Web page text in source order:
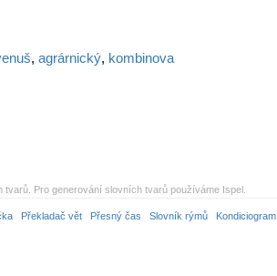
, agrárnický, kombinova
tvarů. Pro generování slovních tvarů používáme Ispel.
Překladač vět Přesný čas Slovník rýmů Kondiciogram